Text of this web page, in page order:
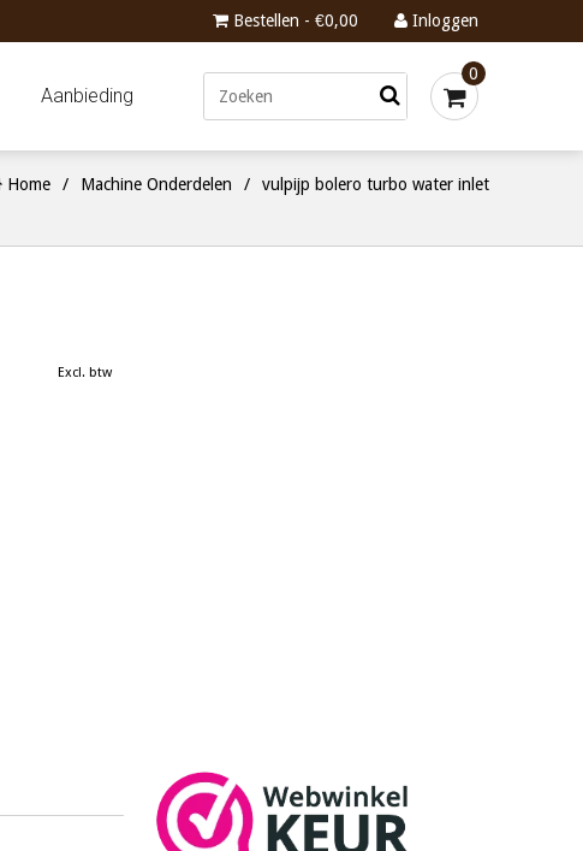
Bestellen - €0,00 Inloggen
Aanbieding
0
Home / Machine Onderdelen / vulpijp bolero turbo water inlet
Excl. btw